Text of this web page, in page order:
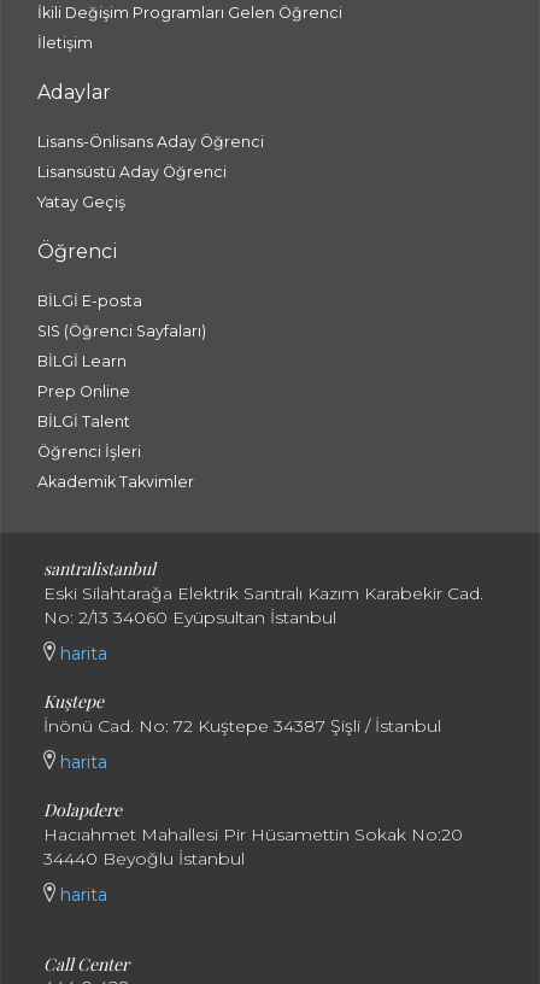
İkili Değişim Programları Gelen Öğrenci
İletişim
Adaylar
Lisans-Önlisans Aday Öğrenci
Lisansüstü Aday Öğrenci
Yatay Geçiş
Öğrenci
BİLGİ E-posta
SIS (Öğrenci Sayfaları)
BİLGİ Learn
Prep Online
BİLGİ Talent
Öğrenci İşleri
Akademik Takvimler
santralistanbul
Eski Silahtarağa Elektrik Santralı Kazım Karabekir Cad.
No: 2/13 34060 Eyüpsultan İstanbul
harita
Kuştepe
İnönü Cad. No: 72 Kuştepe 34387 Şişli / İstanbul
harita
Dolapdere
Hacıahmet Mahallesi Pir Hüsamettin Sokak No:20
34440 Beyoğlu İstanbul
harita
Call Center